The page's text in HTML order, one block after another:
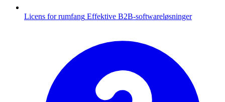
Licens for rumfang Effektive B2B-softwareløsninger